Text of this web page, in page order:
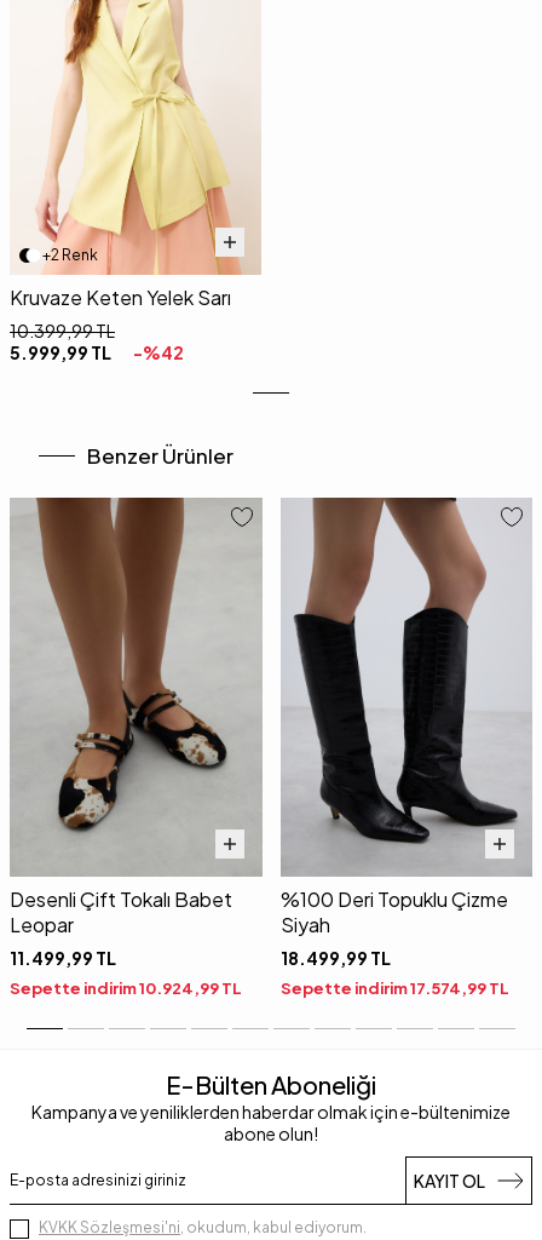
+2 Renk
Kruvaze Keten Yelek Sarı
10.399,99TL
5.999,99 TL -%42
Benzer Ürünler
Desenli Çift Tokalı Babet
Leopar
11.499,99 TL
Sepette indirim10.924,99TL
%100 Deri Topuklu Çizme
Siyah
18.499,99 TL
Sepette indirim17.574,99TL
E-Bülten Aboneliği
Kampanya ve yeniliklerden haberdar olmak için e-bültenimize
abone olun!
KAYIT OL
KVKK Sözleşmesi'ni , okudum, kabul ediyorum.